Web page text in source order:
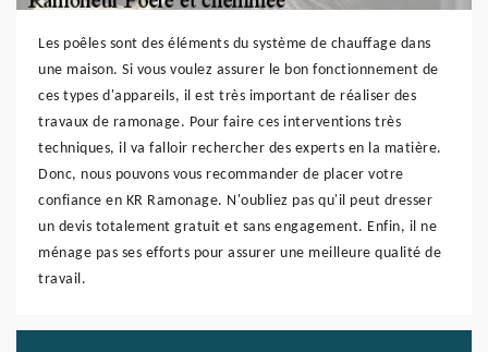
Les poêles sont des éléments du système de chauffage dans
une maison. Si vous voulez assurer le bon fonctionnement de
ces types d'appareils, il est très important de réaliser des
travaux de ramonage. Pour faire ces interventions très
techniques, il va falloir rechercher des experts en la matière.
Donc, nous pouvons vous recommander de placer votre
confiance en KR Ramonage. N'oubliez pas qu'il peut dresser
un devis totalement gratuit et sans engagement. Enfin, il ne
ménage pas ses efforts pour assurer une meilleure qualité de
travail.